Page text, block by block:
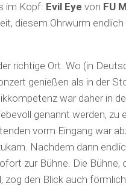
im Kopf: Evil Eye von FU
diesem Ohrwurm
richtige Ort. Wo (in
genießen als in der
war daher in
genannt werden, zu
vorm Eingang war
Nachdem dann
zur Bühne. Die Bühne,
zog den Blick auch